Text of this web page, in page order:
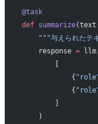
@task
def summarize
"""与えられたテ
    response
=
        [
            {
            {
        ]
    )